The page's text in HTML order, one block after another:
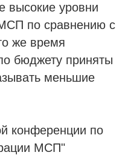
высокие уровни
по сравнению с
же время
бюджету приняты
меньшие
конференции по
МСП"